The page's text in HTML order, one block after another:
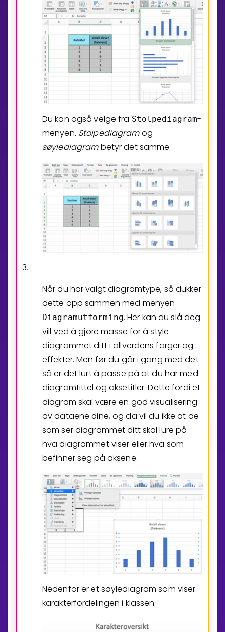
Du kan også velge fra Stolpediagram-
menyen. Stolpediagramog
søylediagrambetyr det samme.
3.
Når du har valgt diagramtype, så dukker
dette opp sammen med menyen
Diagramutforming. Her kan du slå deg
vill ved å gjøre masse for å style
diagrammet ditt i allverdens farger og
effekter. Men før du går i gang med det
så er det lurt å passe på at du har med
diagramtittel og aksetitler. Dette fordi et
diagram skal være en god visualisering
av dataene dine, og da vil du ikke at de
som ser diagrammet ditt skal lure på
hva diagrammet viser eller hva som
befinner seg på aksene.
Nedenfor er et søylediagram som viser
karakterfordelingen i klassen.